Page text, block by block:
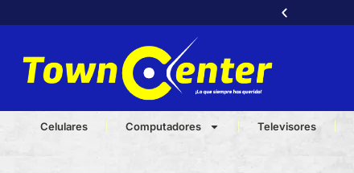
Celulares Computadores Televisores